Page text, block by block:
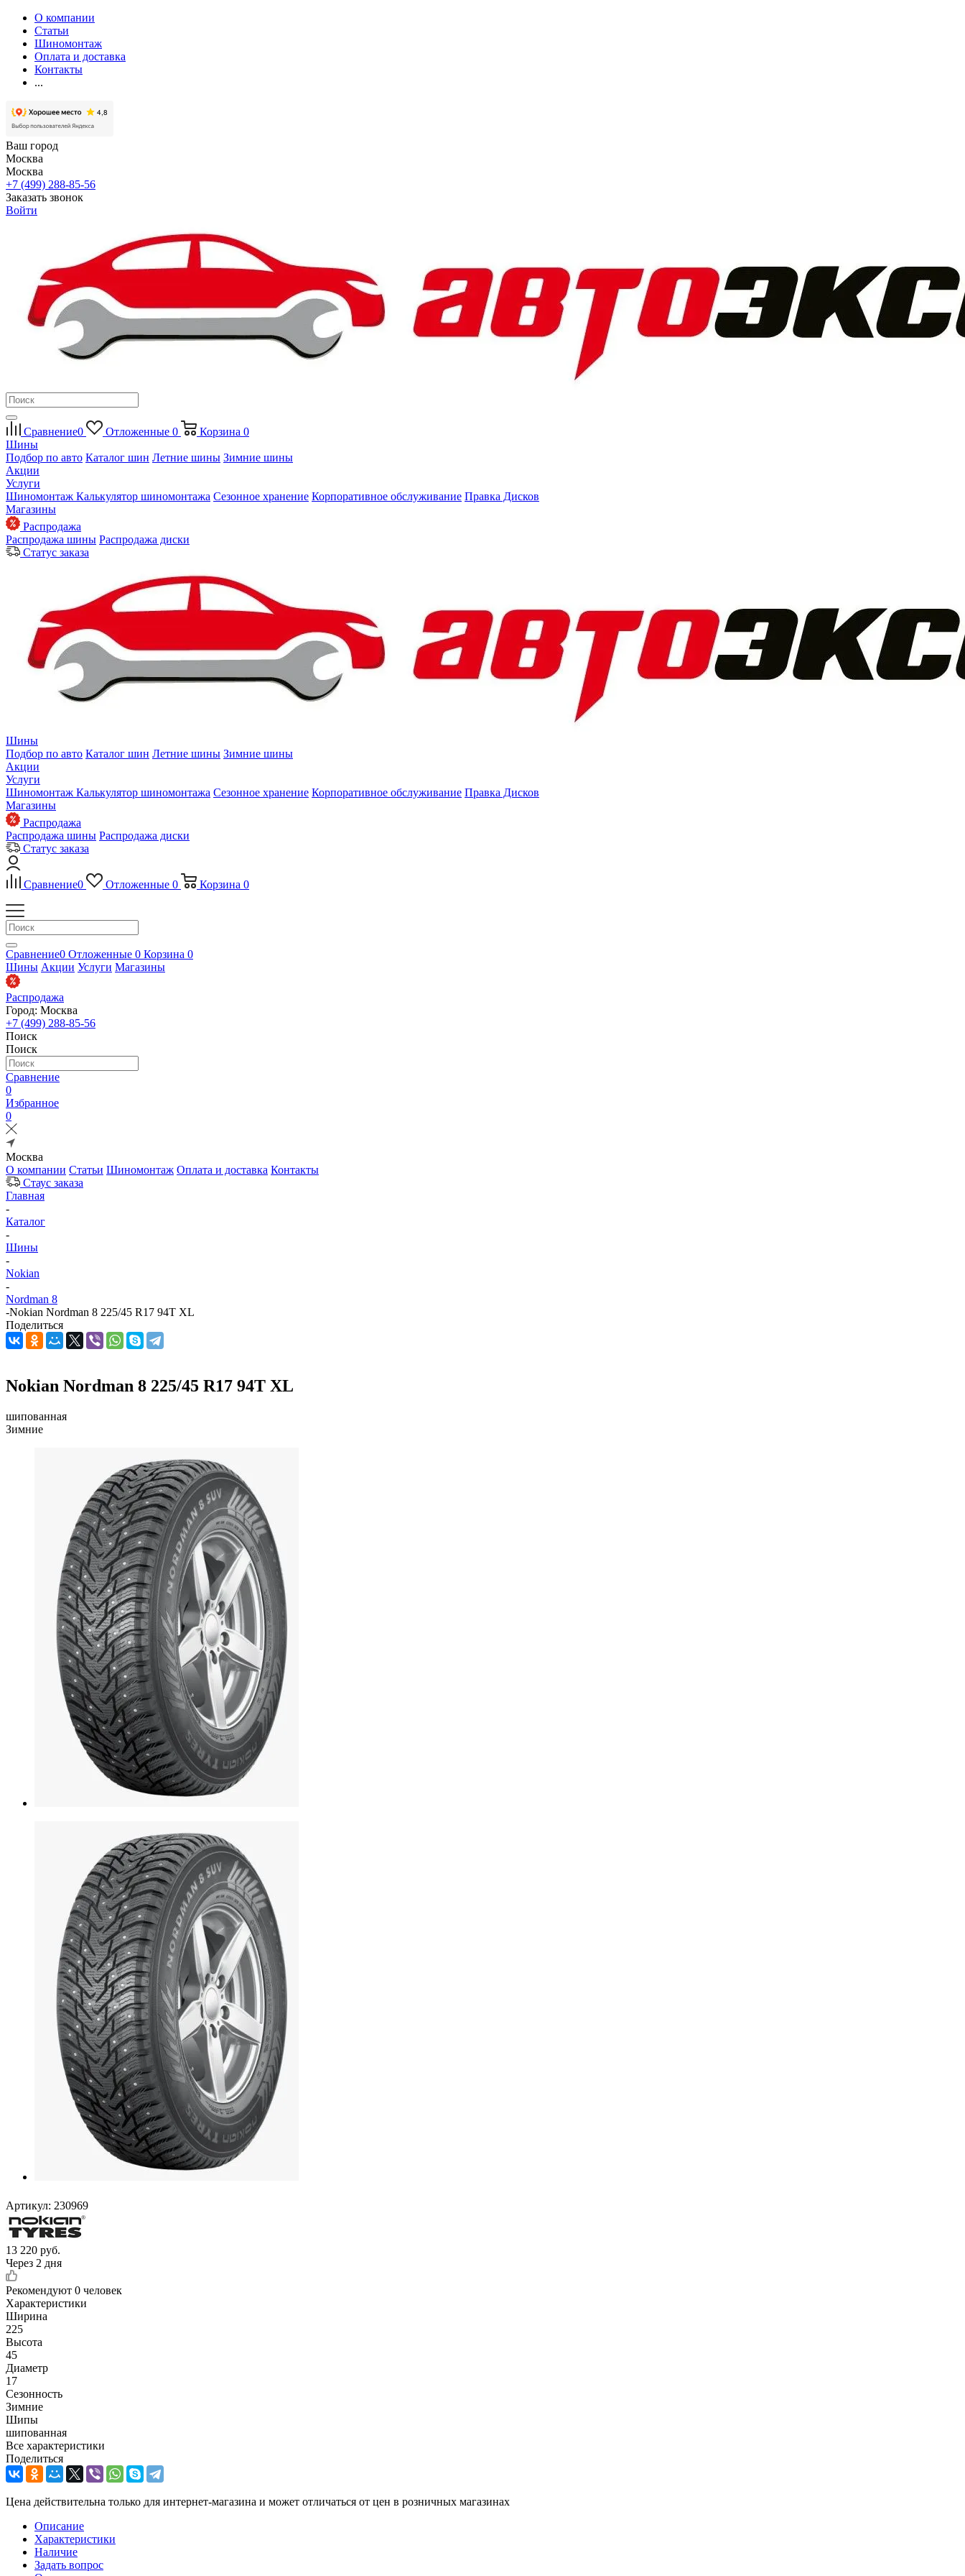
О компании
Статьи
Шиномонтаж
Оплата и доставка
Контакты
...
Ваш город
Москва
Москва
+7 (499) 288-85-56
Заказать звонок
Войти
Сравнение0 Отложенные 0 Корзина 0
Шины
Подбор по авто Каталог шин Летние шины Зимние шины
Акции
Услуги
Шиномонтаж Калькулятор шиномонтажа Сезонное хранение Корпоративное обслуживание Правка Дисков
Магазины
Распродажа
Распродажа шины Распродажа диски
Статус заказа
Шины
Подбор по авто Каталог шин Летние шины Зимние шины
Акции
Услуги
Шиномонтаж Калькулятор шиномонтажа Сезонное хранение Корпоративное обслуживание Правка Дисков
Магазины
Распродажа
Распродажа шины Распродажа диски
Статус заказа
Сравнение0 Отложенные 0 Корзина 0
Сравнение0 Отложенные 0 Корзина 0
Шины Акции Услуги Магазины
Распродажа
Город: Москва
+7 (499) 288-85-56
Поиск
Поиск
Сравнение
0
Избранное
0
Москва
О компании Статьи Шиномонтаж Оплата и доставка Контакты
Стаус заказа
Главная
-
Каталог
-
Шины
-
Nokian
-
Nordman 8
-Nokian Nordman 8 225/45 R17 94T XL
Поделиться
Nokian Nordman 8 225/45 R17 94T XL
шипованная
Зимние
Артикул: 230969
13 220 руб.
Через 2 дня
Рекомендуют 0 человек
Характеристики
Ширина
225
Высота
45
Диаметр
17
Сезонность
Зимние
Шипы
шипованная
Все характеристики
Поделиться
Цена действительна только для интернет-магазина и может отличаться от цен в розничных магазинах
Описание
Характеристики
Наличие
Задать вопрос